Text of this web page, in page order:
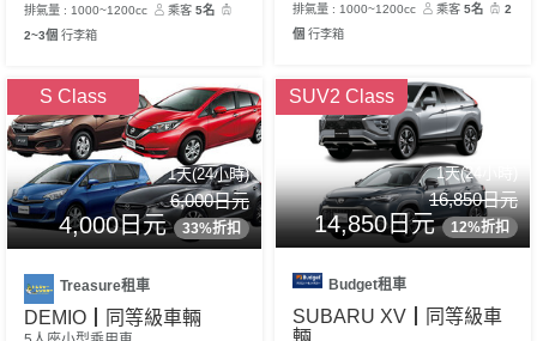
排氣量 : 1000~1200cc 乘客5名
2~3個 行李箱
排氣量 : 1000~1200cc 乘客5名
2
個 行李箱
S Class
1天(24小時)
6,000日元
4,000日元 33%折扣
Treasure租車
DEMIO┃同等級車輛
SUV2 Class
1天(24小時)
16,850日元
14,850日元 12%折扣
Budget租車
SUBARU XV┃同等級車
輛